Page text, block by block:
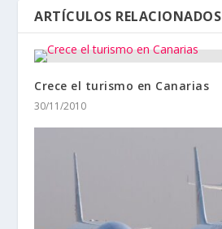
ARTÍCULOS RELACIONADOS
Crece el turismo en Canarias
30/11/2010